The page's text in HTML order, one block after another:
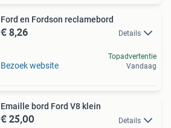
Ford en Fordson reclamebord
€ 8,26 Details
Bezoek website
Topadvertentie
Vandaag
Emaille bord Ford V8 klein
€ 25,00 Details